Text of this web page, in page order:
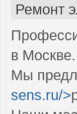
Ремонт
в Москве.
Мы
sens.ru/>